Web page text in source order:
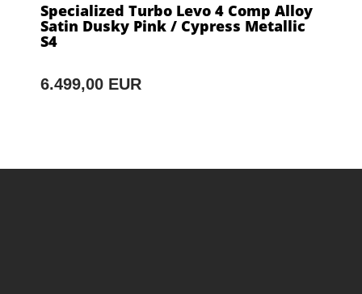
Specialized Turbo Levo 4 Comp Alloy
Satin Dusky Pink / Cypress Metallic
S4
6.499,00 EUR